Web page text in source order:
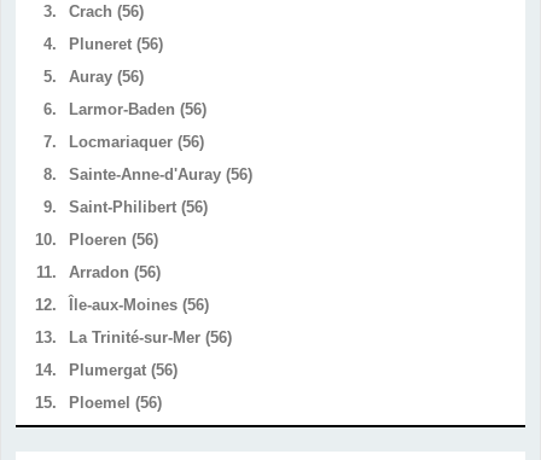
3.
Crach (56)
4.
Pluneret (56)
5.
Auray (56)
6.
Larmor-Baden (56)
7.
Locmariaquer (56)
8.
Sainte-Anne-d'Auray (56)
9.
Saint-Philibert (56)
10.
Ploeren (56)
11.
Arradon (56)
12.
Île-aux-Moines (56)
13.
La Trinité-sur-Mer (56)
14.
Plumergat (56)
15.
Ploemel (56)